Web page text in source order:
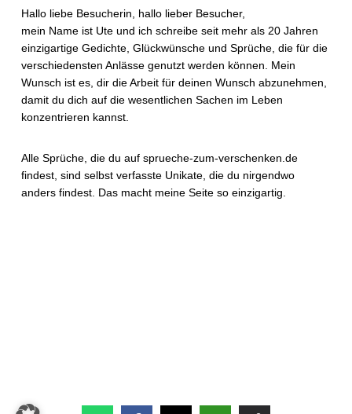
Hallo liebe Besucherin, hallo lieber Besucher,
mein Name ist Ute und ich schreibe seit mehr als 20 Jahren
einzigartige Gedichte, Glückwünsche und Sprüche, die für die
verschiedensten Anlässe genutzt werden können. Mein
Wunsch ist es, dir die Arbeit für deinen Wunsch abzunehmen,
damit du dich auf die wesentlichen Sachen im Leben
konzentrieren kannst.
Alle Sprüche, die du auf sprueche-zum-verschenken.de
findest, sind selbst verfasste Unikate, die du nirgendwo
anders findest. Das macht meine Seite so einzigartig.